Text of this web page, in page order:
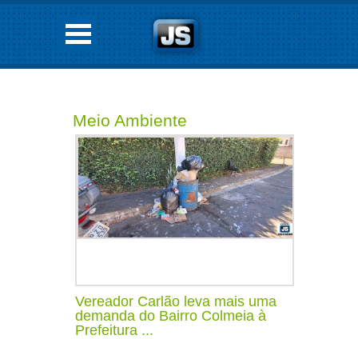
Meio Ambiente
Vereador Carlão leva mais uma
demanda do Bairro Colmeia à
Prefeitura ...